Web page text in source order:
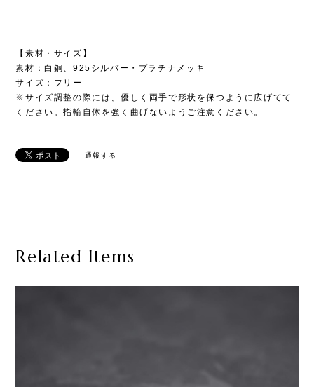
【素材・サイズ】
素材：白銅、925シルバー・プラチナメッキ
サイズ：フリー
※サイズ調整の際には、優しく両手で形状を保つように広げてて
ください。指輪自体を強く曲げないようご注意ください。
通報する
Related Items